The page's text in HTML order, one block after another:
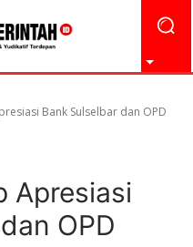
Bank Sulselbar dan OPD
Apresiasi
OPD